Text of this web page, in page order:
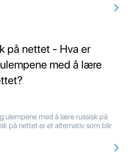
på nettet - Hva er
med å lære
ulempene med å lære russisk på
på nettet er et alternativ som blir